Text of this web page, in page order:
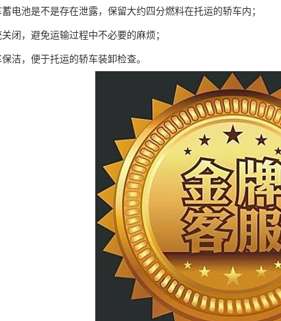
电池是不是存在泄露，保留大约四分燃料在托运的轿车内；
闭，避免运输过程中不必要的麻烦；
洁，便于托运的轿车装卸检查。